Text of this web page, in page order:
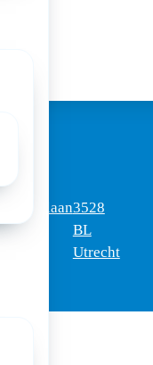
3528
BL
Utrecht